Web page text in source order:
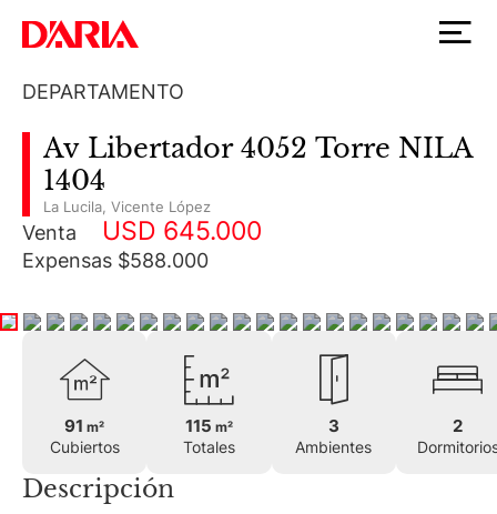
DEPARTAMENTO
Av Libertador 4052 Torre NILA
1404
La Lucila Vicente López
Venta USD 645.000
Expensas $588.000
91m²
Cubiertos
115 m²
Totales
3
Ambientes
2
Descripción